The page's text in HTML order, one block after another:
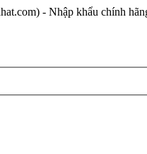
- Nhập khẩu chính